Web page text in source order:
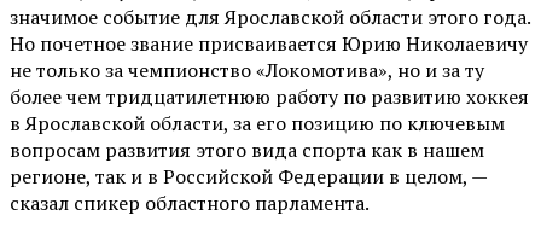
значимое событие для Ярославской области этого года.
Но почетное звание присваивается Юрию Николаевичу
не только за чемпионство «Локомотива», но и за ту
более чем тридцатилетнюю работу по развитию хоккея
в Ярославской области, за его позицию по ключевым
вопросам развития этого вида спорта как в нашем
регионе, так и в Российской Федерации в целом, —
сказал спикер областного парламента.